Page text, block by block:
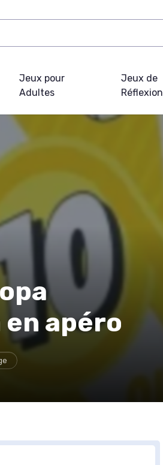
Jeux pour
Adultes
Jeux de
Réflexion
apéro